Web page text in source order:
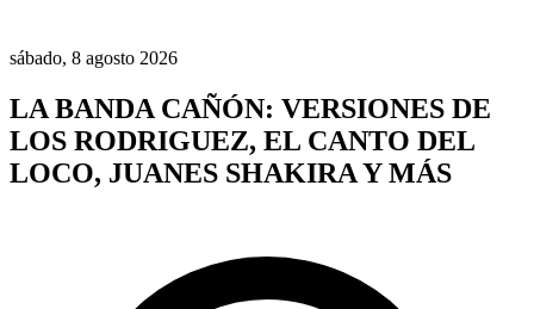
sábado, 8 agosto 2026
LA BANDA CAÑÓN: VERSIONES DE
LOS RODRIGUEZ, EL CANTO DEL
LOCO, JUANES SHAKIRA Y MÁS